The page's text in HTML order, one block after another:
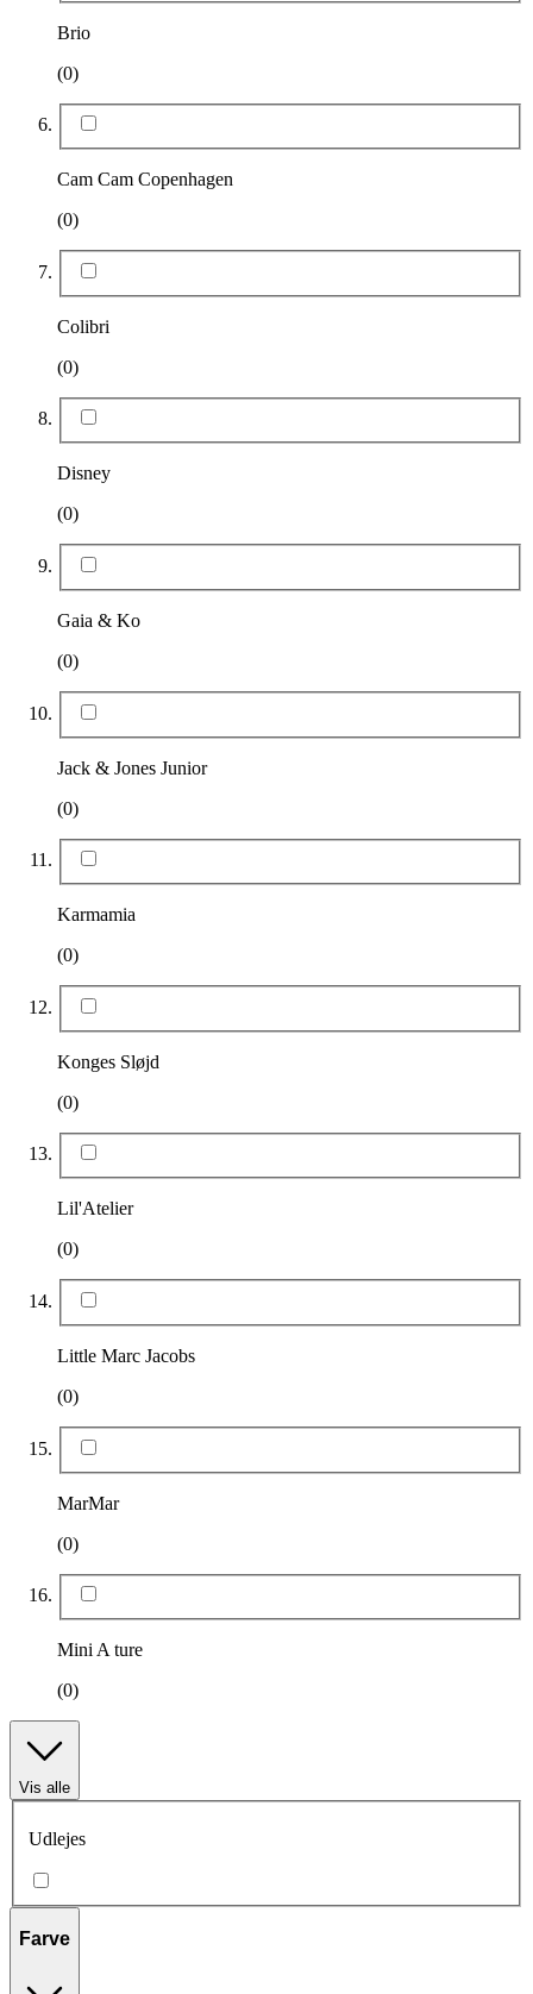
Brio
(0)
Cam Cam Copenhagen
(0)
Colibri
(0)
Disney
(0)
Gaia & Ko
(0)
Jack & Jones Junior
(0)
Karmamia
(0)
Konges Sløjd
(0)
Lil'Atelier
(0)
Little Marc Jacobs
(0)
MarMar
(0)
Mini A ture
(0)
Vis alle
Udlejes
Farve